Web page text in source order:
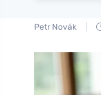
Petr Novák